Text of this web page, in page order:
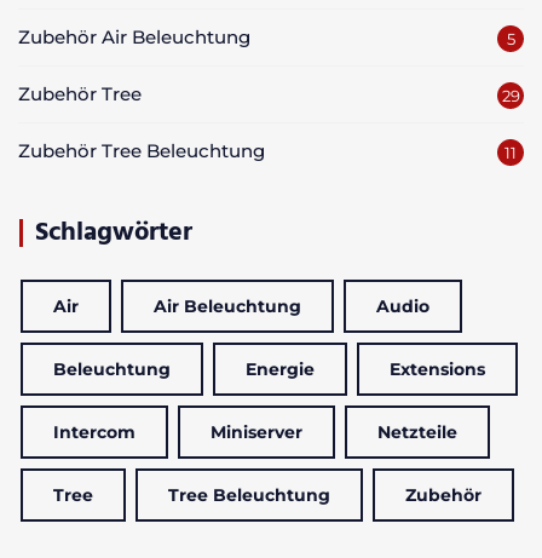
Zubehör Air Beleuchtung 5
Zubehör Tree 29
Zubehör Tree Beleuchtung 11
Schlagwörter
Air Air Beleuchtung Audio
Beleuchtung Energie Extensions
Intercom Miniserver Netzteile
Tree Tree Beleuchtung Zubehör